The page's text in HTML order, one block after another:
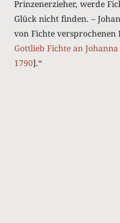
Prinzenerzieher, werde
Glück nicht finden. –
von Fichte versprochenen
Gottlieb Fichte an
1790].“